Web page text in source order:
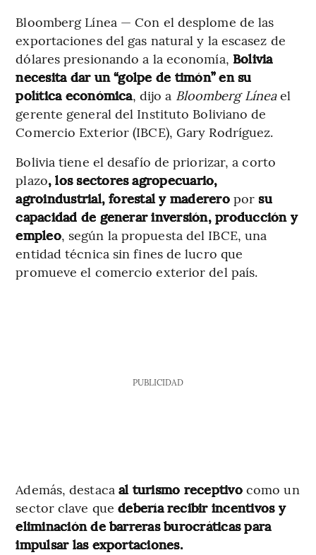
Bloomberg Línea — Con el desplome de las
exportaciones del gas natural y la escasez de
dólares presionando a la economía, Bolivia
necesita dar un “golpe de timón” en su
política económica, dijo a Bloomberg Líneael
gerente general del Instituto Boliviano de
Comercio Exterior (IBCE), Gary Rodríguez.
Bolivia tiene el desafío de priorizar, a corto
plazo, los sectores agropecuario,
agroindustrial, forestal y madereropor su
capacidad de generar inversión, producción y
empleo, según la propuesta del IBCE, una
entidad técnica sin fines de lucro que
promueve el comercio exterior del país.
PUBLICIDAD
Además, destaca al turismo receptivocomo un
sector clave quedebería recibir incentivos y
eliminación de barreras burocráticas para
impulsar las exportaciones.